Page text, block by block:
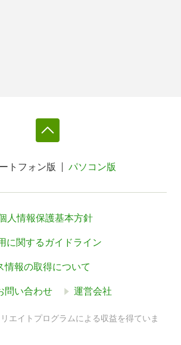
トフォン版 パソコン版
人情報保護基本方針
に関するガイドライン
情報の取得について
問い合わせ 運営会社
エイトプログラムによる収益を得ていま